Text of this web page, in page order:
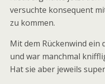
versuchte konsequent
zu kommen.
Mit dem Rückenwind
und war manchmal
Hat sie aber jeweils